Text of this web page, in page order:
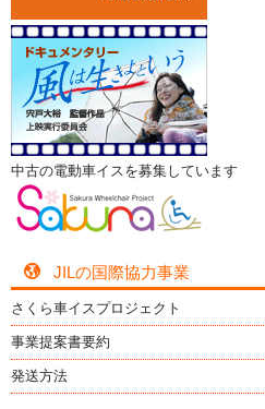
中古の電動車イスを募集しています
JILの国際協力事業
さくら車イスプロジェクト
事業提案書要約
発送方法